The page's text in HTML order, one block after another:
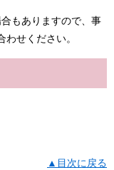
もありますので、事
わせください。
▲目次に戻る